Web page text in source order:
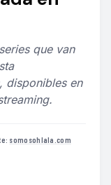
que van
disponibles en
somosohlala.com